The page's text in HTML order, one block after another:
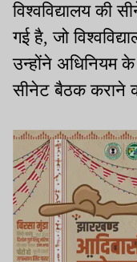
विश्वविद्यालय की
गई है, जो
उन्होंने अधिनियम के
सीनेट बैठक कराने